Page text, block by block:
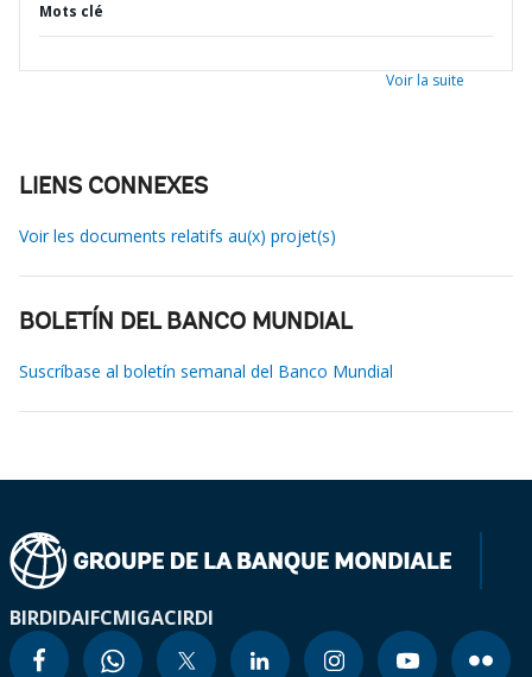
Mots clé
Voir la suite
LIENS CONNEXES
Voir les documents relatifs au(x) projet(s)
BOLETÍN DEL BANCO MUNDIAL
Suscríbase al boletín semanal del Banco Mundial
BIRDIDAIFCMIGACIRDI